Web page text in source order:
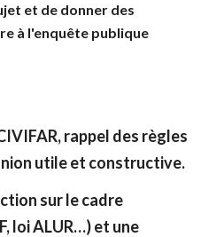
et de donner des
à l'enquête publique
rappel des règles
utile et constructive.
sur le cadre
loi ALUR…) et une